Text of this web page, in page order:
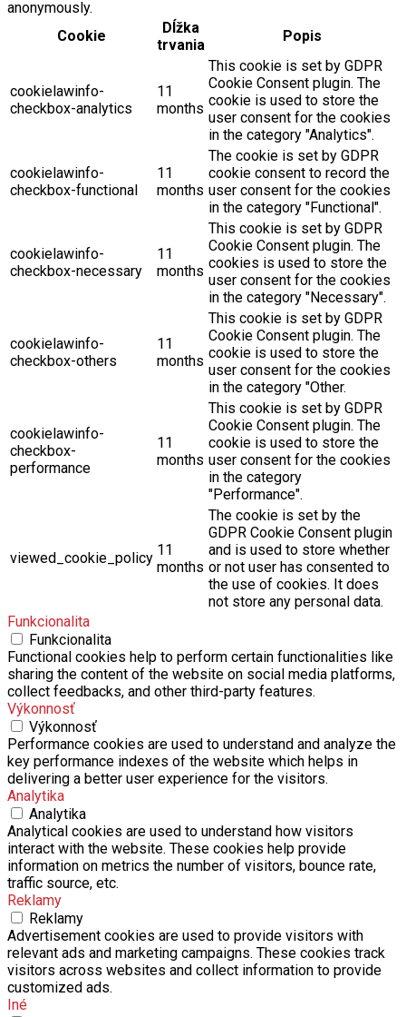
anonymously.
Cookie
Dĺžka
trvania
Popis
cookielawinfo-
checkbox-analytics
11
months
This cookie is set by GDPR
Cookie Consent plugin. The
cookie is used to store the
user consent for the cookies
in the category "Analytics".
cookielawinfo-
checkbox-functional
11
months
The cookie is set by GDPR
cookie consent to record the
user consent for the cookies
in the category "Functional".
cookielawinfo-
checkbox-necessary
11
months
This cookie is set by GDPR
Cookie Consent plugin. The
cookies is used to store the
user consent for the cookies
in the category "Necessary".
cookielawinfo-
checkbox-others
11
months
This cookie is set by GDPR
Cookie Consent plugin. The
cookie is used to store the
user consent for the cookies
in the category "Other.
cookielawinfo-
checkbox-
performance
11
months
This cookie is set by GDPR
Cookie Consent plugin. The
cookie is used to store the
user consent for the cookies
in the category
"Performance".
viewed_cookie_policy 11
months
The cookie is set by the
GDPR Cookie Consent plugin
and is used to store whether
or not user has consented to
the use of cookies. It does
not store any personal data.
Funkcionalita
Funkcionalita
Functional cookies help to perform certain functionalities like
sharing the content of the website on social media platforms,
collect feedbacks, and other third-party features.
Výkonnosť
Výkonnosť
Performance cookies are used to understand and analyze the
key performance indexes of the website which helps in
delivering a better user experience for the visitors.
Analytika
Analytika
Analytical cookies are used to understand how visitors
interact with the website. These cookies help provide
information on metrics the number of visitors, bounce rate,
traffic source, etc.
Reklamy
Reklamy
Advertisement cookies are used to provide visitors with
relevant ads and marketing campaigns. These cookies track
visitors across websites and collect information to provide
customized ads.
Iné